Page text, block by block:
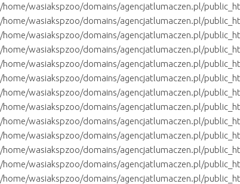
/home/wasiakspzoo/domains/agencjatlumaczen.pl/
/home/wasiakspzoo/domains/agencjatlumaczen.pl/
/home/wasiakspzoo/domains/agencjatlumaczen.pl/
/home/wasiakspzoo/domains/agencjatlumaczen.pl/
/home/wasiakspzoo/domains/agencjatlumaczen.pl/
/home/wasiakspzoo/domains/agencjatlumaczen.pl/
/home/wasiakspzoo/domains/agencjatlumaczen.pl/
/home/wasiakspzoo/domains/agencjatlumaczen.pl/
/home/wasiakspzoo/domains/agencjatlumaczen.pl/
/home/wasiakspzoo/domains/agencjatlumaczen.pl/
/home/wasiakspzoo/domains/agencjatlumaczen.pl/
/home/wasiakspzoo/domains/agencjatlumaczen.pl/
/home/wasiakspzoo/domains/agencjatlumaczen.pl/